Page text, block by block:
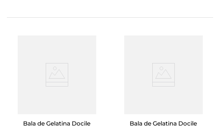
Bala de Gelatina Docile
Bala de Gelatina Docile